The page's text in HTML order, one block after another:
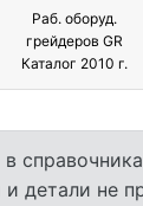
Раб. оборуд.
грейдеров GR
Каталог 2010 г.
и детали не